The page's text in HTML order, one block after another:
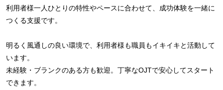
利用者様一人ひとりの特性やペースに合わせて、成功体験を一緒に
つくる支援です。
明るく風通しの良い環境で、利用者様も職員もイキイキと活動して
います。
未経験・ブランクのある方も歓迎。丁寧なOJTで安心してスタート
できます。